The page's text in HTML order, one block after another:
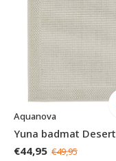
Aquanova
Yuna badmat Desert
€44,95 €49,95